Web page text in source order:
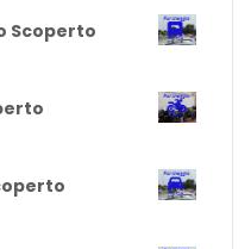
Scoperto